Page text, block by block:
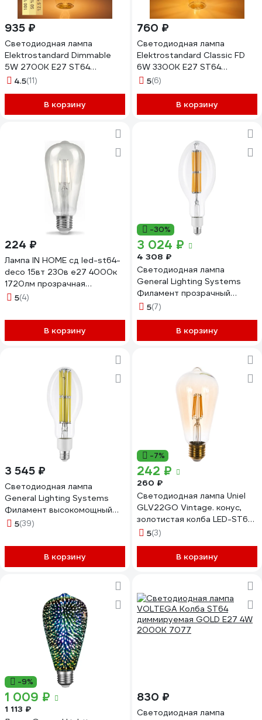
935 ₽
Светодиодная лампа
Elektrostandard Dimmable
5W 2700K E27 ST64
тонированный BLE2746
4.5(11)
В корзину
760 ₽
Светодиодная лампа
Elektrostandard Classic FD
6W 3300K E27 ST64
тонированная BLE2707
5(6)
В корзину
224 ₽
Лампа IN HOME сд led-st64-
deco 15вт 230в е27 4000к
1720лм прозрачная
4690612050850
5(4)
В корзину
-30%
3 024 ₽
4 308 ₽
Светодиодная лампа
General Lighting Systems
Филамент прозрачный
высокомощный Е27 75Вт
белый GLDEN-ED120-75-
230-E27-6500 661641
5(7)
В корзину
3 545 ₽
Светодиодная лампа
General Lighting Systems
Филамент высокомощный
E27 55Вт 5600Лм 2700К
GLDEN-ED90-55-230-E27-
2700 661633
5(39)
В корзину
-7%
242 ₽
260 ₽
Светодиодная лампа Uniel
GLV22GO Vintage. конус,
золотистая колба LED-ST64-
5W/GOLDEN/E27 UL-
5(3)
В корзину
-9%
1 009 ₽
1 113 ₽
830 ₽
Светодиодная лампа